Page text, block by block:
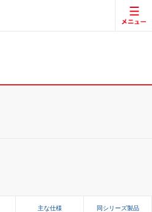
主な仕様 同シリーズ製品